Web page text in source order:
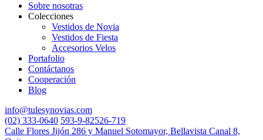
Sobre nosotras
Colecciones
Vestidos de Novia
Vestidos de Fiesta
Accesorios Velos
Portafolio
Contáctanos
Cooperación
Blog
info@tulesynovias.com
(02) 333-0640 593-9-82526-719
Calle Flores Jijón 286 y Manuel Sotomayor, Bellavista Canal 8,